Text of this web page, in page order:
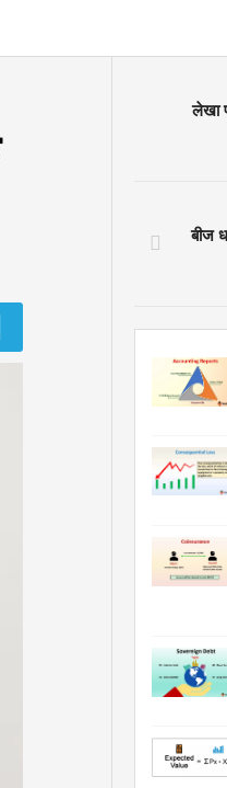
लेखा
बीज